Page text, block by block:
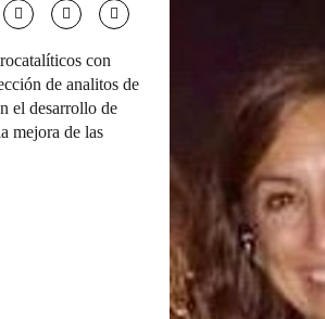
con
de analitos de
el desarrollo de
mejora de las